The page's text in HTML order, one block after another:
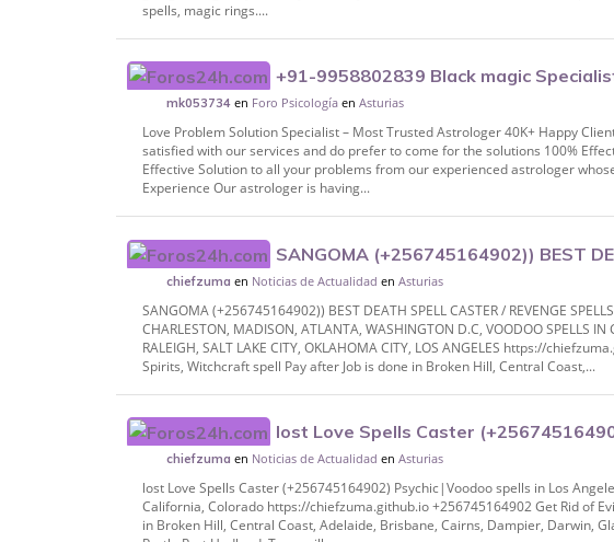
spells, magic rings....
+91-9958802839 Black magic
mk053734 en Foro Psicología enAsturias
Love Problem Solution Specialist – Most Trusted Astrologer 40K+ Happy
satisfied with our services and do prefer to come for the solutions 100%
Effective Solution to all your problems from our experienced astrologer
Experience Our astrologer is having...
SANGOMA (+256745164902)) BEST
CASTER / REVENGE SPELLS IN NEWYORK, BOSTON,
chiefzuma en Noticias de Actualidad enAsturias
SANGOMA (+256745164902)) BEST DEATH SPELL CASTER / REVENGE
CHARLESTON, MADISON, ATLANTA, WASHINGTON D.C, VOODOO SPELLS IN
RALEIGH, SALT LAKE CITY, OKLAHOMA CITY, LOS ANGELES https://
Spirits, Witchcraft spell Pay after Job is done in Broken Hill, Central Coast,...
lost Love Spells Caster
Psychic|Voodoo spells in Los Angeles, Alabama, Alaska,
chiefzuma en Noticias de Actualidad enAsturias
lost Love Spells Caster (+256745164902) Psychic|Voodoo spells in Los
California, Colorado https://chiefzuma.github.io +256745164902 Get Rid of
in Broken Hill, Central Coast, Adelaide, Brisbane, Cairns, Dampier, Darwin,